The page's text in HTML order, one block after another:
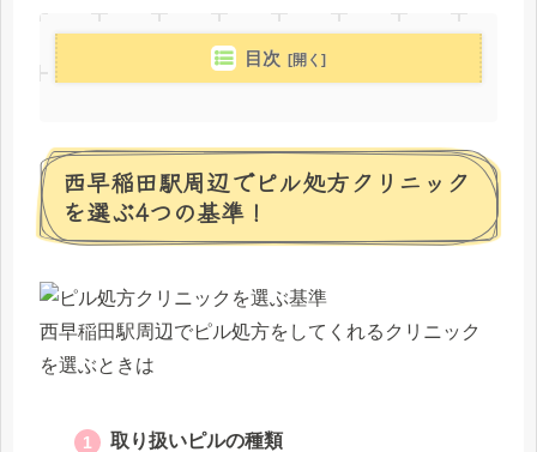
目次
西早稲田駅周辺でピル処方クリニック
を選ぶ4つの基準！
西早稲田駅周辺でピル処方をしてくれるクリニック
を選ぶときは
取り扱いピルの種類